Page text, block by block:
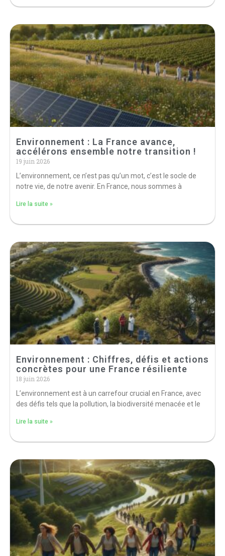
Environnement : La France avance,
accélérons ensemble notre transition !
19 juin 2026
L’environnement, ce n’est pas qu’un mot, c’est le socle de
notre vie, de notre avenir. En France, nous sommes à
Lire la suite »
Environnement : Chiffres, défis et actions
concrètes pour une France résiliente
18 juin 2026
L’environnement est à un carrefour crucial en France, avec
des défis tels que la pollution, la biodiversité menacée et le
Lire la suite »